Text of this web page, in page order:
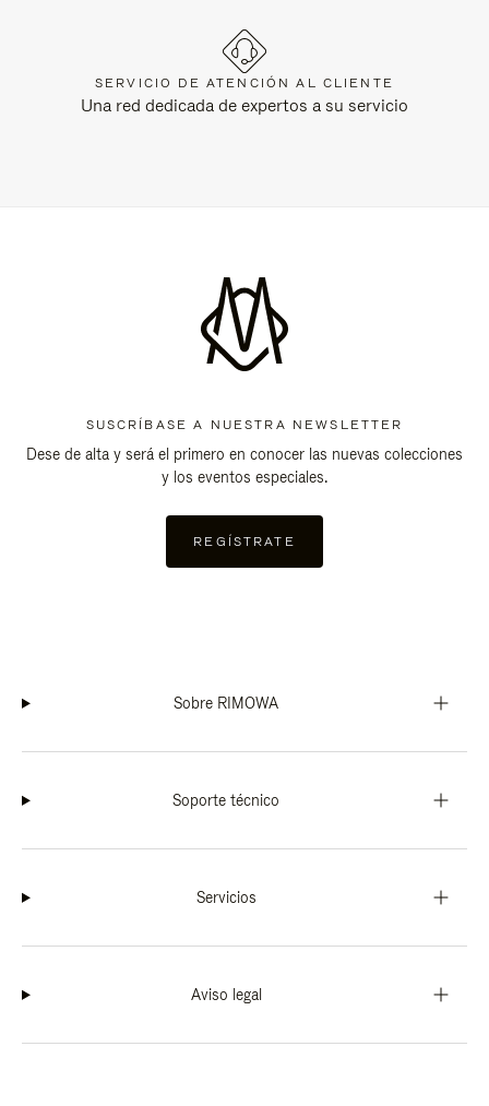
SERVICIO DE ATENCIÓN AL CLIENTE
Una red dedicada de expertos a su servicio
SUSCRÍBASE A NUESTRA NEWSLETTER
Dese de alta y será el primero en conocer las nuevas colecciones
y los eventos especiales.
REGÍSTRATE
Sobre RIMOWA
Soporte técnico
Servicios
Aviso legal